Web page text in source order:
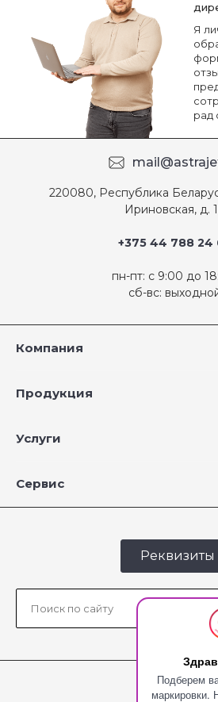
Подберем
Я
рад
220080, Республика
Ириновская, д.
+375 44 788 24
пн-пт: с 9:00 до
сб-вс:
Компания
Продукция
Услуги
Сервис
Реквизиты